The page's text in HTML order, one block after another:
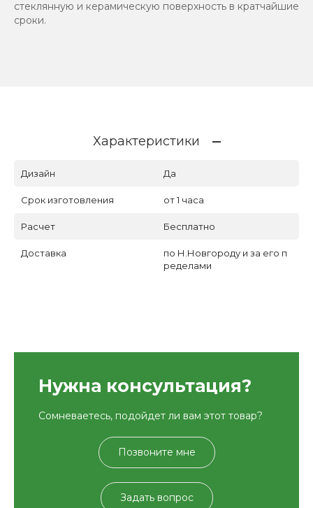
стеклянную и керамическую поверхность в кратчайшие
сроки.
Характеристики
Дизайн Да
Срок изготовления от 1 часа
Расчет Бесплатно
Доставка
по Н.Новгороду и за его п
ределами
Нужна консультация?
Сомневаетесь, подойдет ли вам этот товар?
Позвоните мне
Задать вопрос